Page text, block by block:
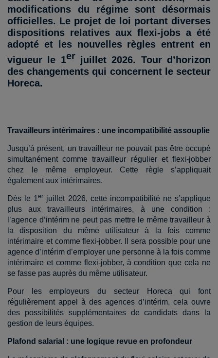
modifications du régime sont désormais
officielles. Le projet de loi portant diverses
dispositions relatives aux flexi-jobs a été
adopté et les nouvelles règles entrent en
vigueur le 1er juillet 2026. Tour d’horizon
des changements qui concernent le secteur
Horeca.
Travailleurs intérimaires : une incompatibilité assouplie
Jusqu’à présent, un travailleur ne pouvait pas être occupé
simultanément comme travailleur régulier et flexi-jobber
chez le même employeur. Cette règle s’appliquait
également aux intérimaires.
Dès le 1er juillet 2026, cette incompatibilité ne s’applique
plus aux travailleurs intérimaires, à une condition :
l’agence d’intérim ne peut pas mettre le même travailleur à
la disposition du même utilisateur à la fois comme
intérimaire et comme flexi-jobber. Il sera possible pour une
agence d’intérim d’employer une personne à la fois comme
intérimaire et comme flexi-jobber, à condition que cela ne
se fasse pas auprès du même utilisateur.
Pour les employeurs du secteur Horeca qui font
régulièrement appel à des agences d’intérim, cela ouvre
des possibilités supplémentaires de candidats dans la
gestion de leurs équipes.
Plafond salarial : une logique revue en profondeur